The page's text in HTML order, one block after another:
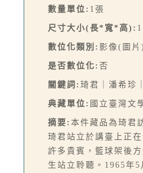
數量單位: 1張
尺寸大小(長*寬*高):
數位化類別: 影像(圖片)
是否數位化: 否
關鍵詞: 琦君｜潘希珍
典藏單位: 國立臺灣文
摘要: 本件藏品為琦君
琦君站立於講臺上正
許多貴賓，籃球架後
生站立聆聽。1965年